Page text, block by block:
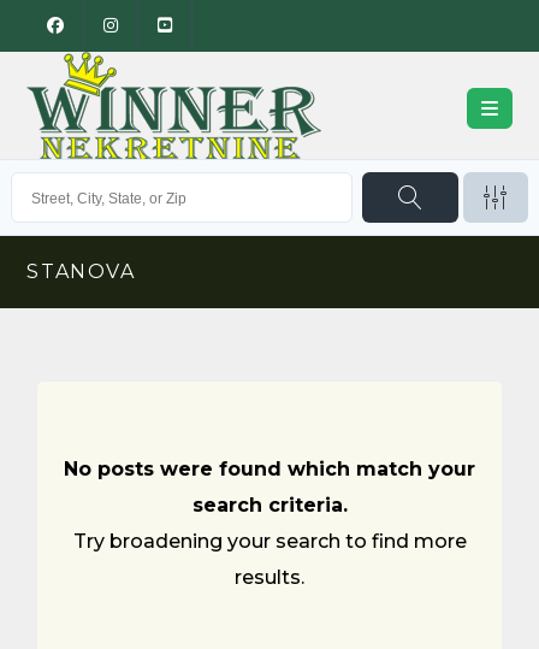
STANOVA
No posts were found which match your
search criteria.
Try broadening your search to find more
results.